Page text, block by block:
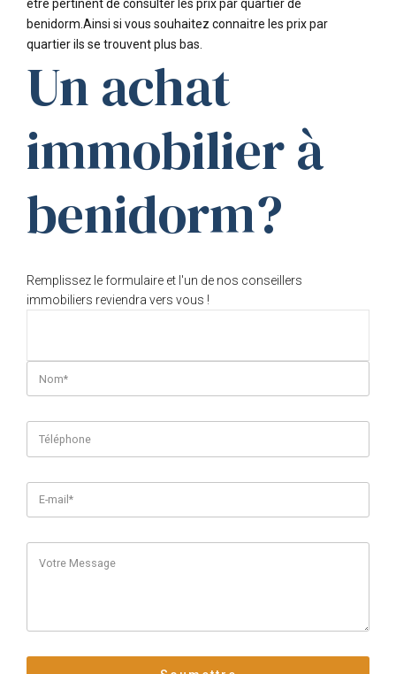
être pertinent de consulter les prix par quartier de
benidorm.Ainsi si vous souhaitez connaitre les prix par
quartier ils se trouvent plus bas.
Un achat
immobilier à
benidorm?
Remplissez le formulaire et l'un de nos conseillers
immobiliers reviendra vers vous !